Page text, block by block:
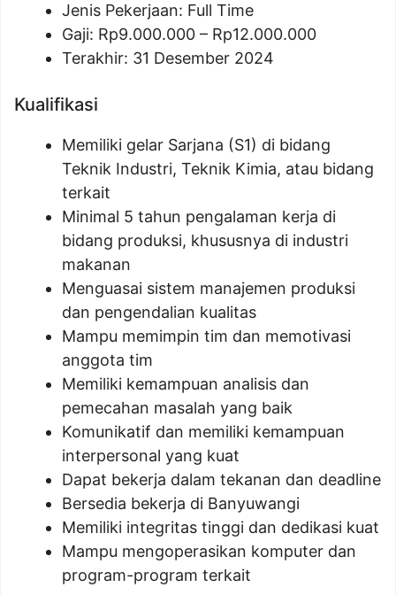
Jenis Pekerjaan: Full Time
Gaji: Rp9.000.000 – Rp12.000.000
Terakhir: 31 Desember 2024
Kualifikasi
Memiliki gelar Sarjana (S1) di bidang
Teknik Industri, Teknik Kimia, atau bidang
terkait
Minimal 5 tahun pengalaman kerja di
bidang produksi, khususnya di industri
makanan
Menguasai sistem manajemen produksi
dan pengendalian kualitas
Mampu memimpin tim dan memotivasi
anggota tim
Memiliki kemampuan analisis dan
pemecahan masalah yang baik
Komunikatif dan memiliki kemampuan
interpersonal yang kuat
Dapat bekerja dalam tekanan dan deadline
Bersedia bekerja di Banyuwangi
Memiliki integritas tinggi dan dedikasi kuat
Mampu mengoperasikan komputer dan
program-program terkait